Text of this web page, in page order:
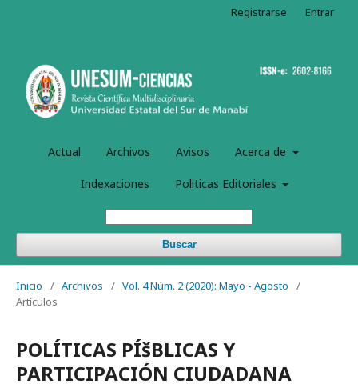
Actual Archivos Avisos Acerca de
Indexaciones Politicas Editoriales
Buscar
Registrarse Entrar
Inicio / Archivos / Vol. 4 Núm. 2 (2020): Mayo - Agosto
/
Artículos
POLÍTICAS PÍšBLICAS Y
PARTICIPACIÓN CIUDADANA